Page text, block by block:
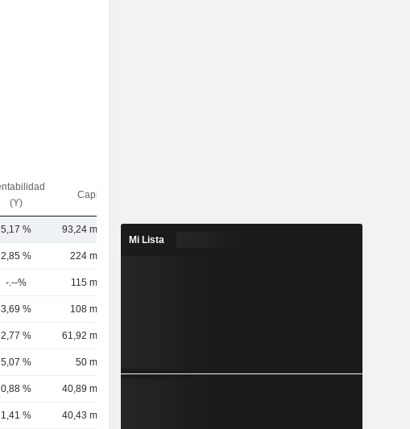
(Y)
Capi.($)
5,17 % 93,24 mil M
2,85 % 224 mil M
-.--% 115 mil M
3,69 % 108 mil M
2,77 % 61,92 mil M
5,07 % 50 mil M
0,88 % 40,89 mil M
1,41 % 40,43 mil M
Mi Lista